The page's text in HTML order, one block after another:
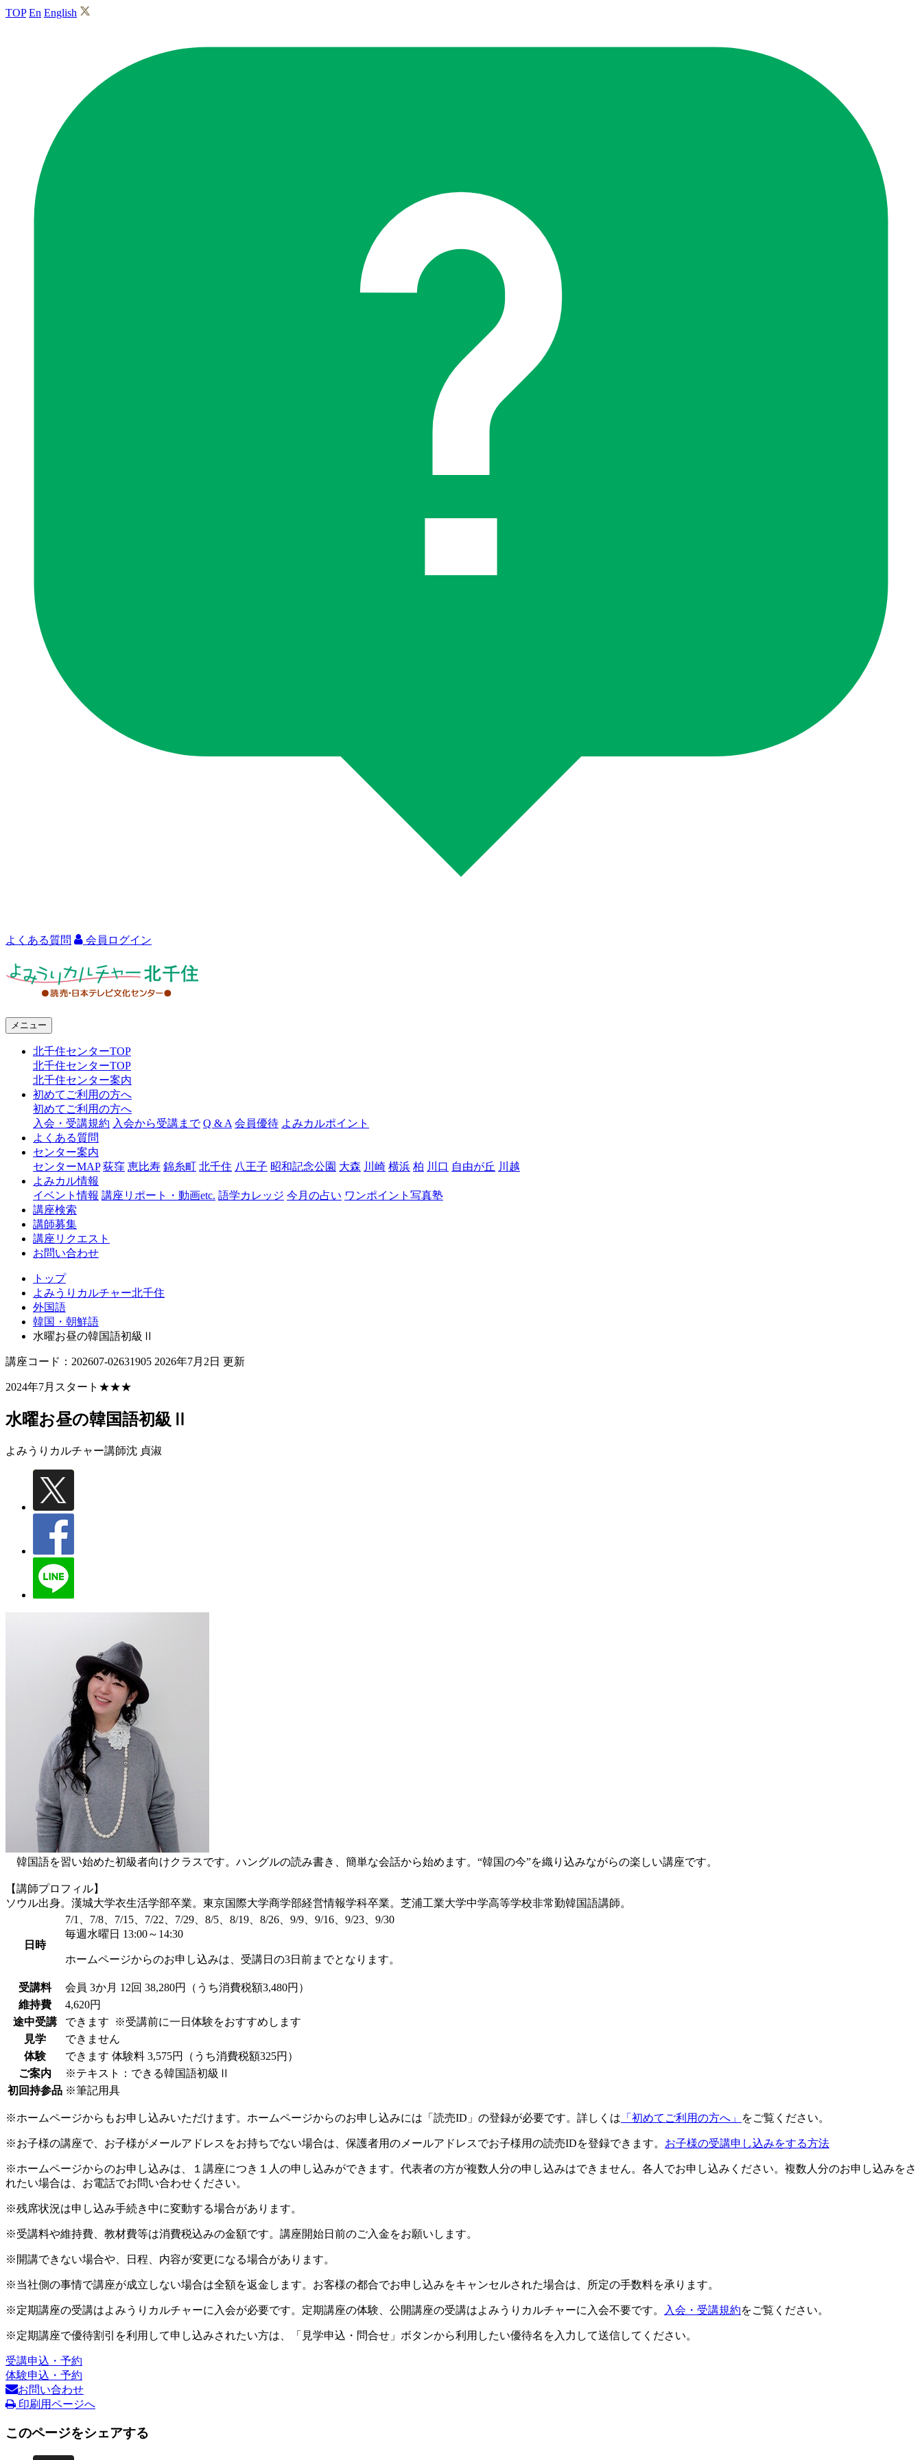
TOP En English
よくある質問 会員ログイン
ャ
北
千
メニュー
北千住センターTOP
北千住センターTOP
北千住センター案内
初めてご利用の方へ
初めてご利用の方へ
入会・受講規約 入会から受講まで Q & A 会員優待 よみカルポイント
よくある質問
センター案内
センターMAP 荻窪 恵比寿 錦糸町 北千住 八王子 昭和記念公園 大森 川崎 横浜 柏 川口 自由が丘 川越
よみカル情報
イベント情報 講座リポート・動画etc. 語学カレッジ 今月の占い ワンポイント写真塾
講座検索
講師募集
講座リクエスト
お問い合わせ
トップ
よみうりカルチャー北千住
外国語
韓国・朝鮮語
水曜お昼の韓国語初級Ⅱ
講座コード：202607-02631905 2026年7月2日 更新
2024年7月スタート★★★
水曜お昼の韓国語初級Ⅱ
よみうりカルチャー講師沈 貞淑
韓国語を習い始めた初級者向けクラスです。ハングルの読み書き、簡単な会話から始めます。“韓国の今”を織り込みながらの楽しい講座です。
【講師プロフィル】
ソウル出身。漢城大学衣生活学部卒業。東京国際大学商学部経営情報学科卒業。芝浦工業大学中学高等学校非常勤韓国語講師。
日時
7/1、7/8、7/15、7/22、7/29、8/5、8/19、8/26、9/9、9/16、9/23、9/30
毎週水曜日 13:00～14:30
ホームページからのお申し込みは、受講日の3日前までとなります。
受講料 会員 3か月 12回 38,280円（うち消費税額3,480円）
維持費
4,620円
途中受講
できます
※受講前に一日体験をおすすめします
見学
できません
体験
できます 体験料 3,575円（うち消費税額325円）
ご案内
※テキスト：できる韓国語初級Ⅱ
初回持参品 ※筆記用具
※ホームページからもお申し込みいただけます。ホームページからのお申し込みには「読売ID」の登録が必要です。詳しくは 「初めてご利用の方へ」 をご覧ください。
※お子様の講座で、お子様がメールアドレスをお持ちでない場合は、保護者用のメールアドレスでお子様用の読売IDを登録できます。 お子様の受講申し込みをする方法
※ホームページからのお申し込みは、１講座につき１人の申し込みができます。代表者の方が複数人分の申し込みはできません。各人でお申し込みください。複数人分のお申し込みをさ
れたい場合は、お電話でお問い合わせください。
※残席状況は申し込み手続き中に変動する場合があります。
※受講料や維持費、教材費等は消費税込みの金額です。講座開始日前のご入金をお願いします。
※開講できない場合や、日程、内容が変更になる場合があります。
※当社側の事情で講座が成立しない場合は全額を返金します。お客様の都合でお申し込みをキャンセルされた場合は、所定の手数料を承ります。
※定期講座の受講はよみうりカルチャーに入会が必要です。定期講座の体験、公開講座の受講はよみうりカルチャーに入会不要です。 入会・受講規約をご覧ください。
※定期講座で優待割引を利用して申し込みされたい方は、「見学申込・問合せ」ボタンから利用したい優待名を入力して送信してください。
受講申込・予約
体験申込・予約
お問い合わせ
印刷用ページへ
このページをシェアする